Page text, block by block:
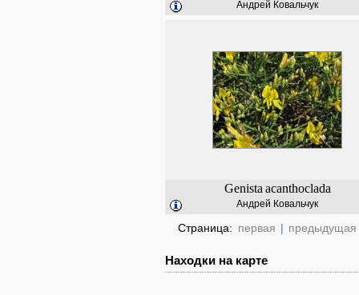
Андрей Ковальчук
Genista acanthoclada
Андрей Ковальчук
Страница: первая | предыдущая
Находки на карте